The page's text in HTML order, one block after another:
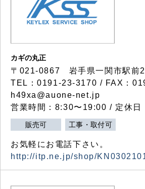
カギの丸正
〒021-0867 岩手県一関市駅前
TEL：0191-23-3170 / FAX：
h49xa@auone-net.jp
営業時間：8:30〜19:00 / 定休日
販売可 工事・取付可
お気軽にお電話下さい。
http://itp.ne.jp/shop/